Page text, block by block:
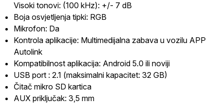
Visoki tonovi: (100 kHz): +/- 7 dB
Boja osvjetljenja tipki: RGB
Mikrofon: Da
Kontrola aplikacije: Multimedijalna zabava u vozilu APP
Autolink
Kompatibilnost aplikacija: Android 5.0 ili noviji
USB port : 2.1 (maksimalni kapacitet: 32 GB)
Čitač mikro SD kartica
AUX priključak: 3,5 mm